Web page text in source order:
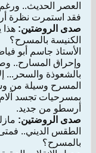
العصر الحديث.. ورغم
فقد استمرت نظرة
صدى الروضتين: هذا
الكنيسة بالمسرح؟
الأستاذ جاسم أبو
وإحراق المسارح..
بالشعوذة والسحر...
المسرح وسيلة من
بمسرحيات تجسد
أرسطو من جديد.
صدى الروضتين:
الطقس الديني.. فمتى
بالمسرح؟